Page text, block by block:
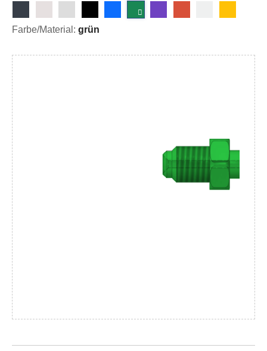
Farbe/Material: grün